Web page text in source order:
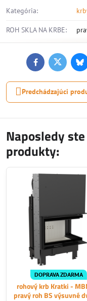
Kategória:
ROH SKLA NA KRBE:
FacebookTwitter
Predchádzajúci
Naposledy
produkty:
DOPRAVA ZDARMA
rohový krb Kratki -
pravý roh BS výsuvné